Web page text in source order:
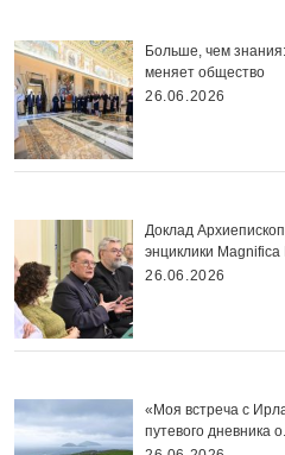
Больше, чем знания:
меняет общество
26.06.2026
Доклад
энциклики
26.06.2026
«Моя встреча с
путевого дневника